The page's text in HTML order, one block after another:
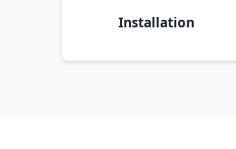
Installation